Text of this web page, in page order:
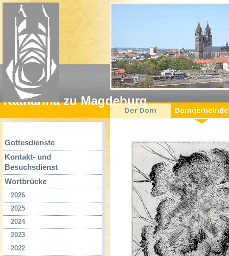
Katharina zu Magdeburg
Gottesdienste
Kontakt- und
Besuchsdienst
Wortbrücke
2026
2025
2024
2023
2022